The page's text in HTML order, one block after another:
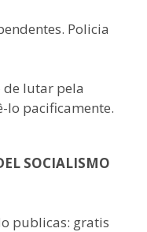
Policia
de lutar pela
lo pacificamente.
SOCIALISMO
publicas: gratis